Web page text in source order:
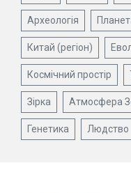
Археологія
Китай (регіон)
Космічний простір
Зірка Атмосфера
Генетика Людство